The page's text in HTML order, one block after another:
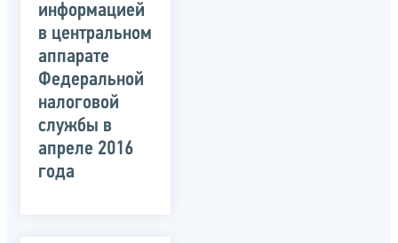
информацией
в центральном
аппарате
Федеральной
налоговой
службы в
апреле 2016
года